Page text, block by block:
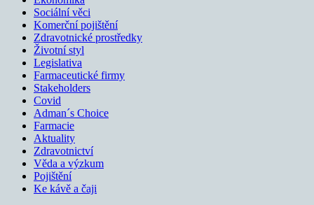
Sociální věci
Komerční pojištění
Zdravotnické prostředky
Životní styl
Legislativa
Farmaceutické firmy
Stakeholders
Covid
Adman´s Choice
Farmacie
Aktuality
Zdravotnictví
Věda a výzkum
Pojištění
Ke kávě a čaji